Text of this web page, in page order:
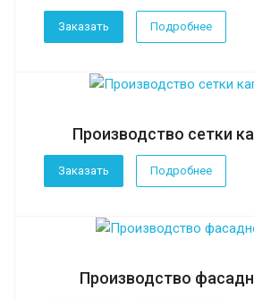
Заказать Подробнее
Производство сетки
Заказать Подробнее
Производство